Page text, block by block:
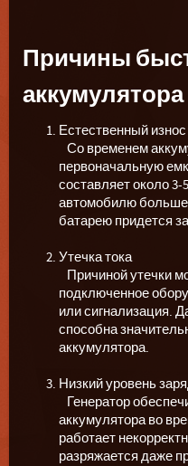
Причины
аккумулятора
Естественный износ
Со временем
первоначальную
составляет около
автомобилю больше
батарею придется
Утечка тока
Причиной утечки
подключенное
или сигнализация.
способна
аккумулятора.
Низкий уровень
Генератор
аккумулятора во
работает
разряжается даже